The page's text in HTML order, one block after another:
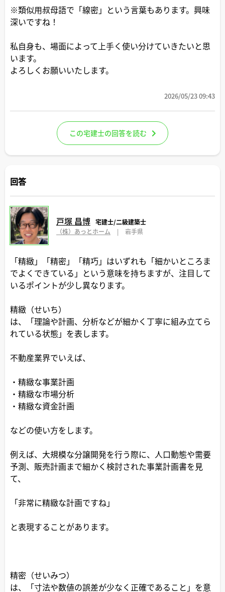
※類似用叔母語で「線密」という言葉もあります。興味
深いですね！
私自身も、場面によって上手く使い分けていきたいと思
います。
よろしくお願いいたします。
2026/05/23 09:43
この宅建士の回答を読む
回答
戸塚 昌博 宅建士/二級建築士
（株）あっとホーム
| 岩手県
「精緻」「精密」「精巧」はいずれも「細かいところま
でよくできている」という意味を持ちますが、注目して
いるポイントが少し異なります。
精緻（せいち）
は、「理論や計画、分析などが細かく丁寧に組み立てら
れている状態」を表します。
不動産業界でいえば、
・精緻な事業計画
・精緻な市場分析
・精緻な資金計画
などの使い方をします。
例えば、大規模な分譲開発を行う際に、人口動態や需要
予測、販売計画まで細かく検討された事業計画書を見
て、
「非常に精緻な計画ですね」
と表現することがあります。
精密（せいみつ）
は、「寸法や数値の誤差が少なく正確であること」を意